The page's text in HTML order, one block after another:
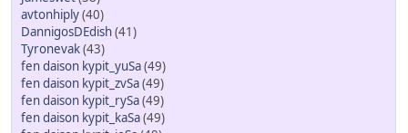
avtonhiply(40)
DannigosDEdish(41)
Tyronevak(43)
fen daison kypit_yuSa(49)
fen daison kypit_zvSa(49)
fen daison kypit_rySa(49)
fen daison kypit_kaSa(49)